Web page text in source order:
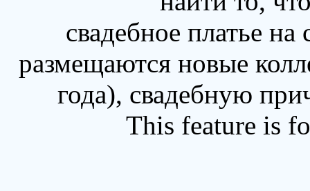
свадебное платье
размещаются новые
года), свадебную
This feature is